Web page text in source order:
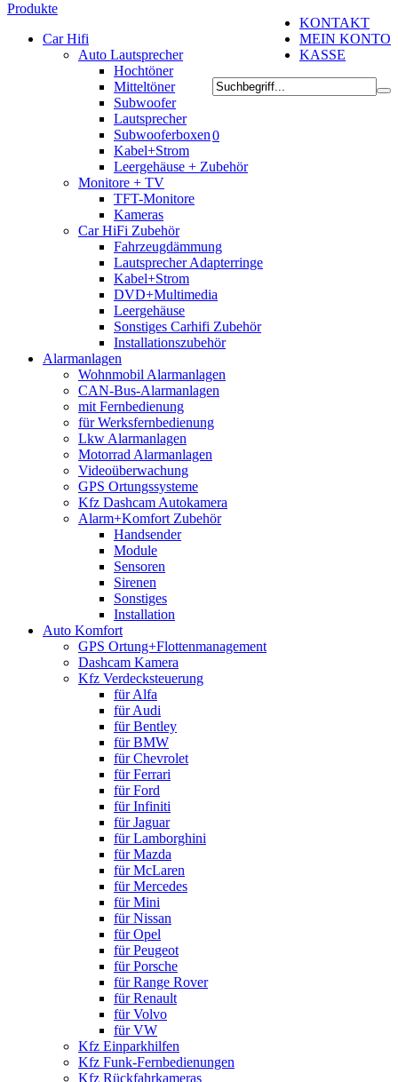
KONTAKT
MEIN KONTO
KASSE
0
Produkte
Car Hifi
Auto Lautsprecher
Hochtöner
Mitteltöner
Subwoofer
Lautsprecher
Subwooferboxen
Kabel+Strom
Leergehäuse + Zubehör
Monitore + TV
TFT-Monitore
Kameras
Car HiFi Zubehör
Fahrzeugdämmung
Lautsprecher Adapterringe
Kabel+Strom
DVD+Multimedia
Leergehäuse
Sonstiges Carhifi Zubehör
Installationszubehör
Alarmanlagen
Wohnmobil Alarmanlagen
CAN-Bus-Alarmanlagen
mit Fernbedienung
für Werksfernbedienung
Lkw Alarmanlagen
Motorrad Alarmanlagen
Videoüberwachung
GPS Ortungssysteme
Kfz Dashcam Autokamera
Alarm+Komfort Zubehör
Handsender
Module
Sensoren
Sirenen
Sonstiges
Installation
Auto Komfort
GPS Ortung+Flottenmanagement
Dashcam Kamera
Kfz Verdecksteuerung
für Alfa
für Audi
für Bentley
für BMW
für Chevrolet
für Ferrari
für Ford
für Infiniti
für Jaguar
für Lamborghini
für Mazda
für McLaren
für Mercedes
für Mini
für Nissan
für Opel
für Peugeot
für Porsche
für Range Rover
für Renault
für Volvo
für VW
Kfz Einparkhilfen
Kfz Funk-Fernbedienungen
Kfz Rückfahrkameras